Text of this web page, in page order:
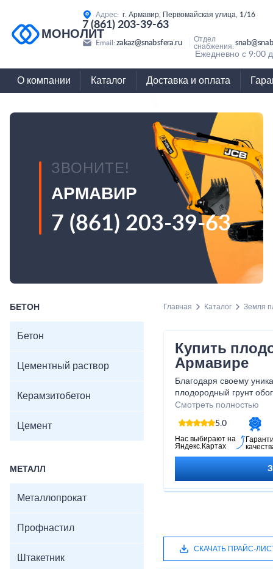
МОНОЛИТ
Адрес: г. Армавир, Первомайская улица, 1/16
7 (861) 203-39-63
Email: zakaz@snabsfera.ru
Отдел
снабжения:
Ежедневно с 9:00
О компании Каталог Доставка и оплата
ЗВОНИТЕ!
АРМАВИР
7 (861) 203-39-63
БЕТОН
Бетон
Цементный раствор
Керамзитобетон
Цемент
МЕТАЛЛ
Металлопрокат
Профнастил
Штакетник
Главная Каталог Земля
Купить
Армавире
Благодаря своему
плодородный грунт
питательными
органическим
здоровому и
возможность создать
растений и достичь
Смотреть полностью
5.0
Нас выбирают на
Яндекс.Картах
СКАЧАТЬ ПРАЙС-